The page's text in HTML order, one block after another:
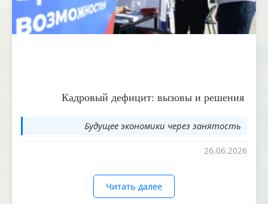
Кадровый дефицит: вызовы и решения
Будущее экономики через занятость
26.06.2026
Читать далее